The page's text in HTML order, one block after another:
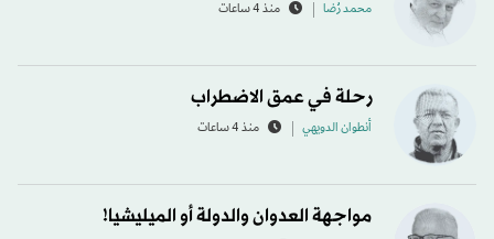
محمد رُضا منذ 4 ساعات
رحلة في عمق الاضطراب
أنطوان الدويهي منذ 4 ساعات
مواجهة العدوان والدولة أو الميليشيا!